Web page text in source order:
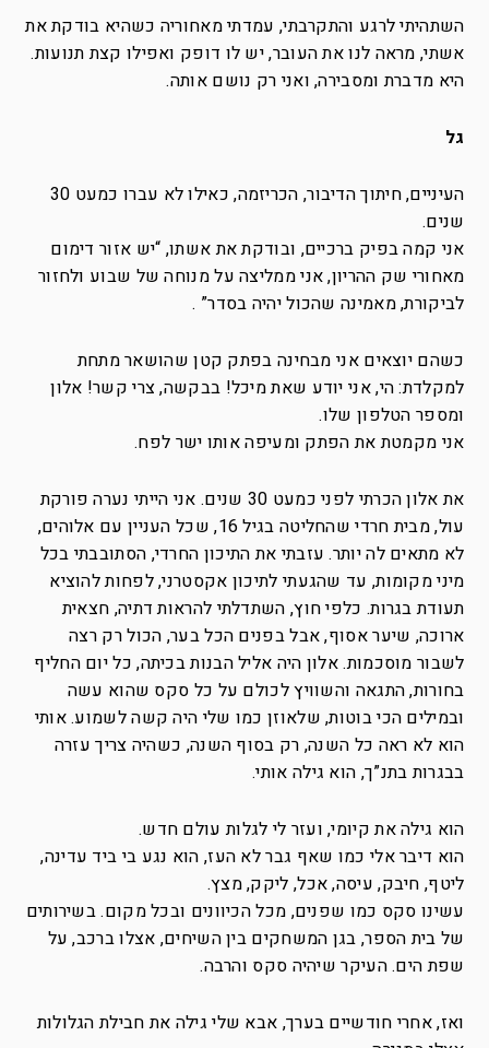
השתהיתי לרגע והתקרבתי, עמדתי מאחוריה כשהיא בודקת את
אשתי, מראה לנו את העובר, יש לו דופק ואפילו קצת תנועות.
היא מדברת ומסבירה, ואני רק נושם אותה.
גל
העיניים, חיתוך הדיבור, הכריזמה, כאילו לא עברו כמעט 30
שנים.
אני קמה בפיק ברכיים, ובודקת את אשתו, “יש אזור דימום
מאחורי שק ההריון, אני ממליצה על מנוחה של שבוע ולחזור
לביקורת, מאמינה שהכול יהיה בסדר” .
כשהם יוצאים אני מבחינה בפתק קטן שהושאר מתחת
למקלדת: הי, אני יודע שאת מיכל! בבקשה, צרי קשר! אלון
ומספר הטלפון שלו.
אני מקמטת את הפתק ומעיפה אותו ישר לפח.
את אלון הכרתי לפני כמעט 30 שנים. אני הייתי נערה פורקת
עול, מבית חרדי שהחליטה בגיל 16, שכל העניין עם אלוהים,
לא מתאים לה יותר. עזבתי את התיכון החרדי, הסתובבתי בכל
מיני מקומות, עד שהגעתי לתיכון אקסטרני, לפחות להוציא
תעודת בגרות. כלפי חוץ, השתדלתי להראות דתיה, חצאית
ארוכה, שיער אסוף, אבל בפנים הכל בער, הכול רק רצה
לשבור מוסכמות. אלון היה אליל הבנות בכיתה, כל יום החליף
בחורות, התגאה והשוויץ לכולם על כל סקס שהוא עשה
ובמילים הכי בוטות, שלאוזן כמו שלי היה קשה לשמוע. אותי
הוא לא ראה כל השנה, רק בסוף השנה, כשהיה צריך עזרה
בבגרות בתנ”ך, הוא גילה אותי.
הוא גילה את קיומי, ועזר לי לגלות עולם חדש.
הוא דיבר אלי כמו שאף גבר לא העז, הוא נגע בי ביד עדינה,
ליטף, חיבק, עיסה, אכל, ליקק, מצץ.
עשינו סקס כמו שפנים, מכל הכיוונים ובכל מקום. בשירותים
של בית הספר, בגן המשחקים בין השיחים, אצלו ברכב, על
שפת הים. העיקר שיהיה סקס והרבה.
ואז, אחרי חודשיים בערך, אבא שלי גילה את חבילת הגלולות